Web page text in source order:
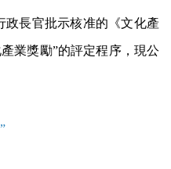
政長官批示核准的《文化產
業獎勵”的評定程序，現公